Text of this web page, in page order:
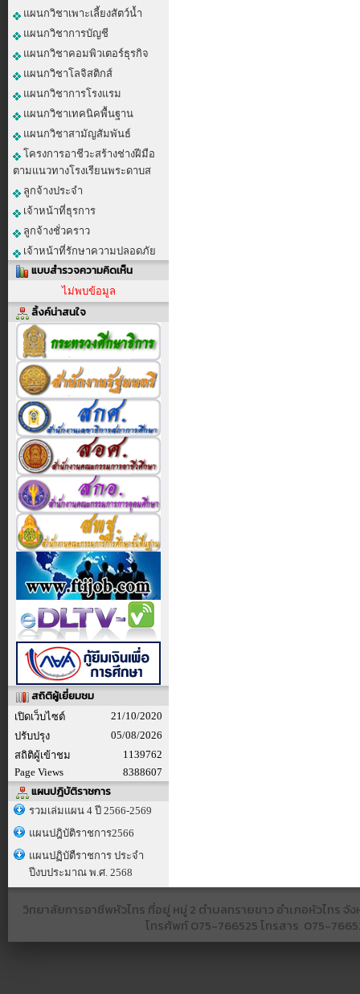
แผนกวิชาเพาะเลี้ยงสัตว์น้ำ
แผนกวิชาการบัญชี
แผนกวิชาคอมพิวเตอร์ธุรกิจ
แผนกวิชาโลจิสติกส์
แผนกวิชาการโรงแรม
แผนกวิชาเทคนิคพื้นฐาน
แผนกวิชาสามัญสัมพันธ์
โครงการอาชีวะสร้างช่างฝีมือ
ตามแนวทางโรงเรียนพระดาบส
ลูกจ้างประจำ
เจ้าหน้าที่ธุรการ
ลูกจ้างชั่วคราว
เจ้าหน้าที่รักษาความปลอดภัย
แบบสำรวจความคิดเห็น
ไม่พบข้อมูล
ลิ้งค์น่าสนใจ
สถิติผู้เยี่ยมชม
เปิดเว็บไซต์
21/10/2020
ปรับปรุง
05/08/2026
สถิติผู้เข้าชม
1139762
Page Views
8388607
แผนปฎิบัติราชการ
รวมเล่มแผน 4 ปี 2566-2569
แผนปฎิบัติราชการ2566
แผนปฏิบัตืราชการ ประจำ
ปีงบประมาณ พ.ศ. 2568
วิทยาลัยการอาชีพหัวไทร ที่อยู่ หมู่ 2 ตำบลทรายขาว อำเภอหัวไทร จั
โทรศัพท์075-766525​ โทรสาร​ 075-